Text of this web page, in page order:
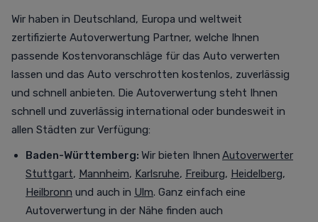
Wir haben in Deutschland, Europa und weltweit
zertifizierte Autoverwertung Partner, welche Ihnen
passende Kostenvoranschläge für das Auto verwerten
lassen und das Auto verschrotten kostenlos, zuverlässig
und schnell anbieten. Die Autoverwertung steht Ihnen
schnell und zuverlässig international oder bundesweit in
allen Städten zur Verfügung:
Baden-Württemberg: Wir bieten Ihnen Autoverwerter
Stuttgart, Mannheim, Karlsruhe, Freiburg, Heidelberg,
Heilbronn und auch in Ulm. Ganz einfach eine
Autoverwertung in der Nähe finden auch